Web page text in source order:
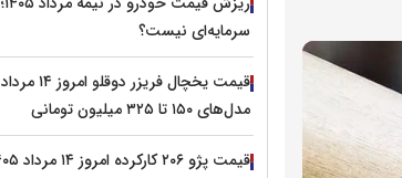
سرمایه‌ای نیست؟
مدل‌های ۱۵۰ تا ۳۲۵ میلیون تومانی